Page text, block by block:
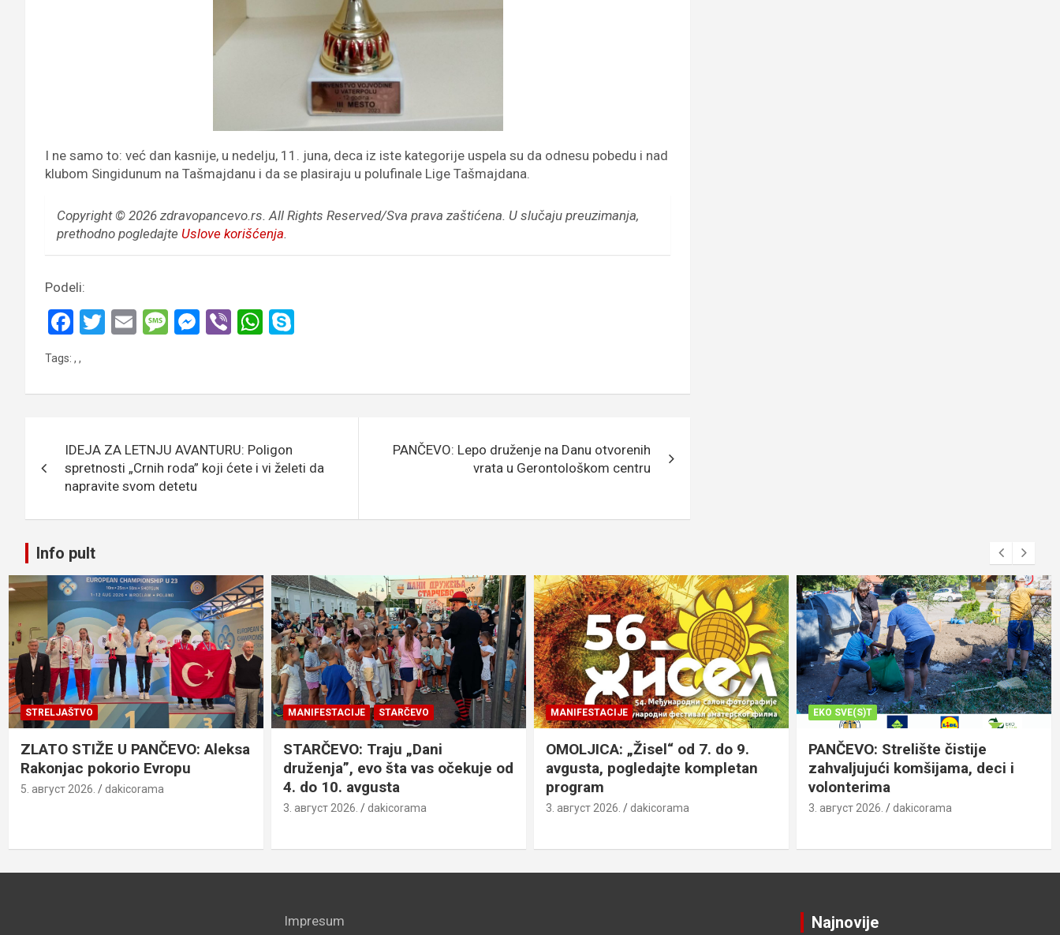
I ne samo to: već dan kasnije, u nedelju, 11. juna, deca iz iste kategorije uspela su da odnesu pobedu i nad
klubom Singidunum na Tašmajdanu i da se plasiraju u polufinale Lige Tašmajdana.
Copyright © 2026 zdravopancevo.rs. All Rights Reserved/Sva prava zaštićena. U slučaju preuzimanja,
prethodno pogledajte Uslove korišćenja.
Podeli:
F
ce
b
o
k
T
er
E
M
a
e
M
n
er
Vi
W
s
p
p
e
Tags: , ,
чланка
IDEJA ZA LETNJU AVANTURU: Poligon
spretnosti „Crnih roda” koji ćete i vi želeti da
napravite svom detetu
PANČEVO: Lepo druženje na Danu otvorenih
vrata u Gerontološkom centru
Info pult
STRELJAŠTVO
ZLATO STIŽE U PANČEVO: Aleksa
Rakonjac pokorio Evropu
5. август 2026. dakicorama
MANIFESTACIJE STARČEVO
STARČEVO: Traju „Dani
druženja”, evo šta vas očekuje od
4. do 10. avgusta
3. август 2026. dakicorama
MANIFESTACIJE
OMOLJICA: „Žisel“ od 7. do 9.
avgusta, pogledajte kompletan
program
3. август 2026. dakicorama
EKO SVE(S)T
PANČEVO: Strelište čistije
zahvaljujući komšijama, deci i
volonterima
3. август 2026. dakicorama
Impresum Najnovije